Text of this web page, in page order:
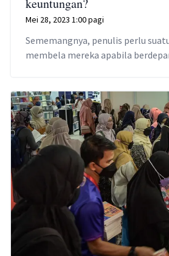
Mei 28, 2023 1:00 pagi
Sememangnya, penulis perlu
membela mereka apabila